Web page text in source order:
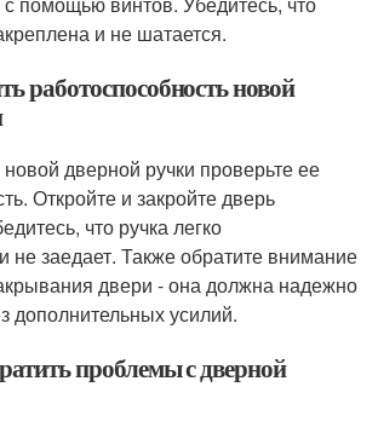
и не шатается.
работоспособность новой
дверной ручки проверьте ее
Откройте и закройте дверь
что ручка легко
не заедает. Также обратите внимание
двери - она должна надежно
дополнительных усилий.
проблемы с дверной